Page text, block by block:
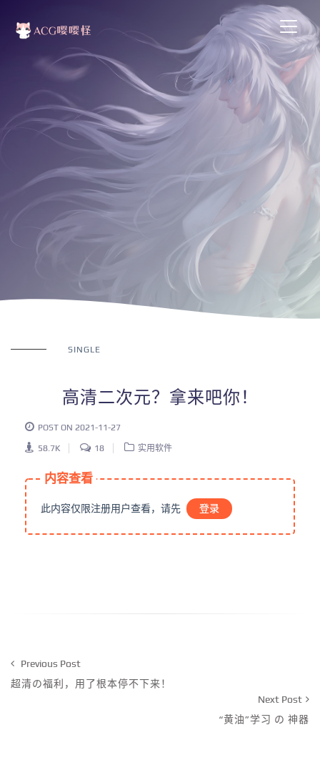
SINGLE
高清二次元？拿来吧你！
POST ON 2021-11-27
58.7K 18 实用软件
内容查看
此内容仅限注册用户查看，请先 登录
Previous Post
超清の福利，用了根本停不下来！
Next Post
“黄油”学习 の 神器